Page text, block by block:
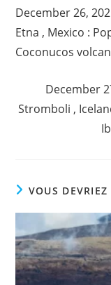
articles
December 26,
Etna , Mexico :
Coconucos
December
Stromboli ,
VOUS